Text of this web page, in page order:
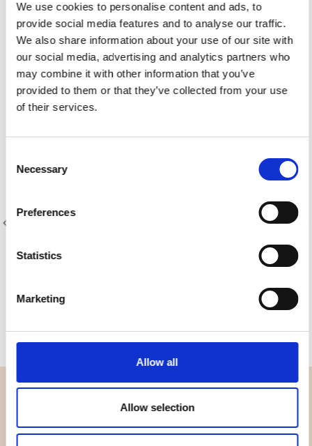
We use cookies to personalise content and ads, to
provide social media features and to analyse our traffic.
We also share information about your use of our site with
our social media, advertising and analytics partners who
may combine it with other information that you’ve
provided to them or that they’ve collected from your use
of their services.
Selection
Necessary
Preferences
Statistics
Marketing
Allow all
Allow selection
Vægt pr. kvadratmeter (m2)
0,139 Kg.
Du vil måske også synes om
Varenr.: 4590-108